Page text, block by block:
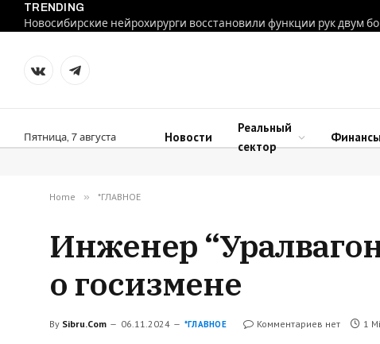
TRENDING
VKontakteTelegram
Пятница, 7 августа Новости
Реальный
сектор
Финансы
Home » *ГЛАВНОЕ
Инженер
о госизмене
By Sibru.Com 06.11.2024 *ГЛАВНОЕ Комментариев нет 1